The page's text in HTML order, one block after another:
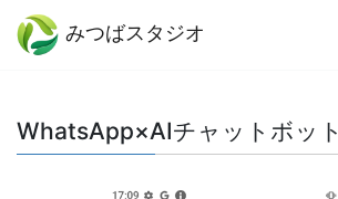
みつばスタジオ
WhatsApp×AIチャットボット